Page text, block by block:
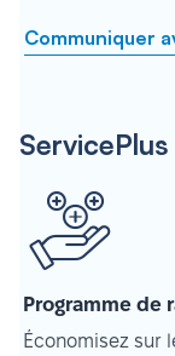
Communiquer
ServicePlus
Programme de
Économisez sur